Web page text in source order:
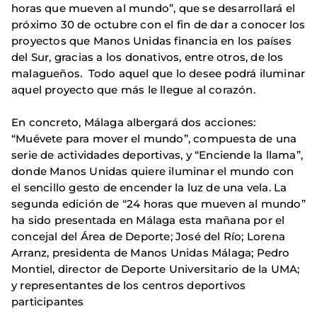
horas que mueven al mundo”, que se desarrollará el
próximo 30 de octubre con el fin de dar a conocer los
proyectos que Manos Unidas financia en los países
del Sur, gracias a los donativos, entre otros, de los
malagueños. Todo aquel que lo desee podrá iluminar
aquel proyecto que más le llegue al corazón.
En concreto, Málaga albergará dos acciones:
“Muévete para mover el mundo”, compuesta de una
serie de actividades deportivas, y “Enciende la llama”,
donde Manos Unidas quiere iluminar el mundo con
el sencillo gesto de encender la luz de una vela. La
segunda edición de “24 horas que mueven al mundo”
ha sido presentada en Málaga esta mañana por el
concejal del Área de Deporte; José del Río; Lorena
Arranz, presidenta de Manos Unidas Málaga; Pedro
Montiel, director de Deporte Universitario de la UMA;
y representantes de los centros deportivos
participantes